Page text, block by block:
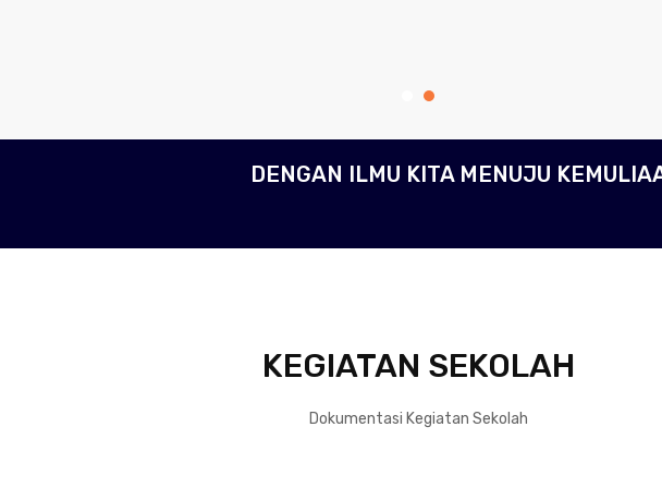
DENGAN ILMU KITA MENUJU
KEGIATAN SEKOLAH
Dokumentasi Kegiatan Sekolah